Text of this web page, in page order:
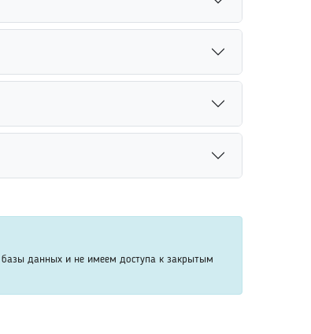
точности рекомендуется указать
Сервис анализирует доступную
имя, фамилию, возраст, место учебы
человека.
данных и не имеем доступа к закрытым